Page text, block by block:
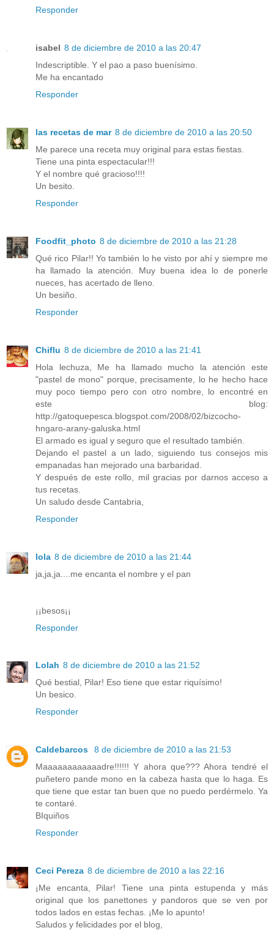
Responder
isabel 8 de diciembre de 2010 a las 20:47
Indescriptible. Y el pao a paso buenísimo.
Me ha encantado
Responder
las recetas de mar 8 de diciembre de 2010 a las 20:50
Me parece una receta muy original para estas fiestas.
Tiene una pinta espectacular!!!
Y el nombre qué gracioso!!!!
Un besito.
Responder
Foodfit_photo 8 de diciembre de 2010 a las 21:28
Qué rico Pilar!! Yo también lo he visto por ahí y siempre me
ha llamado la atención. Muy buena idea lo de ponerle
nueces, has acertado de lleno.
Un besiño.
Responder
Chiflu 8 de diciembre de 2010 a las 21:41
Hola lechuza, Me ha llamado mucho la atención este
"pastel de mono" porque, precisamente, lo he hecho hace
muy poco tiempo pero con otro nombre, lo encontré en
este blog:
http://gatoquepesca.blogspot.com/2008/02/bizcocho-
hngaro-arany-galuska.html
El armado es igual y seguro que el resultado también.
Dejando el pastel a un lado, siguiendo tus consejos mis
empanadas han mejorado una barbaridad.
Y después de este rollo, mil gracias por darnos acceso a
tus recetas.
Un saludo desde Cantabria,
Responder
lola 8 de diciembre de 2010 a las 21:44
ja,ja,ja....me encanta el nombre y el pan
¡¡besos¡¡
Responder
Lolah 8 de diciembre de 2010 a las 21:52
Qué bestial, Pilar! Eso tiene que estar riquísimo!
Un besico.
Responder
Caldebarcos
8 de diciembre de 2010 a las 21:53
Maaaaaaaaaaaadre!!!!!! Y ahora que??? Ahora tendré el
puñetero pande mono en la cabeza hasta que lo haga. Es
que tiene que estar tan buen que no puedo perdérmelo. Ya
te contaré.
BIquiños
Responder
Ceci Pereza 8 de diciembre de 2010 a las 22:16
¡Me encanta, Pilar! Tiene una pinta estupenda y más
original que los panettones y pandoros que se ven por
todos lados en estas fechas. ¡Me lo apunto!
Saludos y felicidades por el blog,